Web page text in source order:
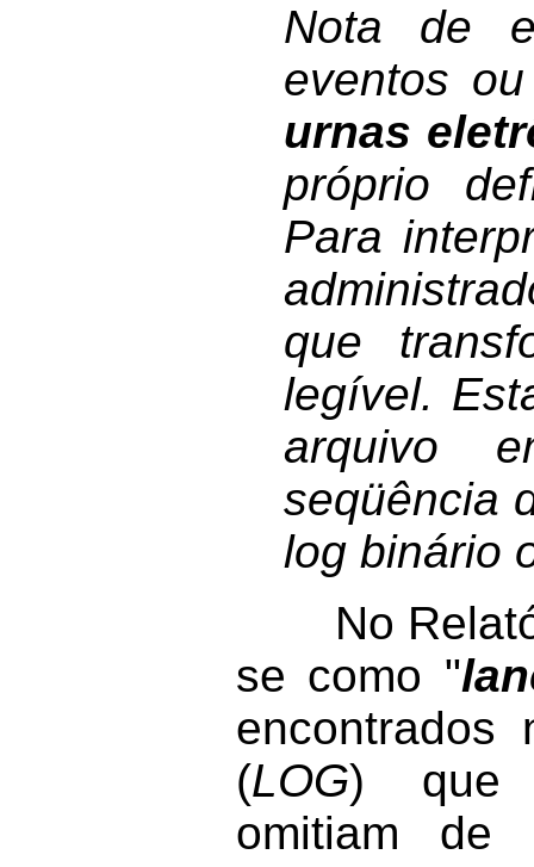
Nota de
eventos
urnas
próprio
Para
que
legível.
arquivo
seqüência
log binário
No
se como "
encontrados
(LOG) que
omitiam de